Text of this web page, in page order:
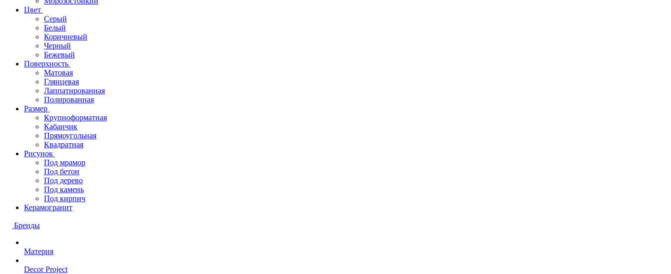
Цвет
Серый
Белый
Коричневый
Черный
Бежевый
Поверхность
Матовая
Глянцевая
Лаппатированная
Полированная
Размер
Крупноформатная
Кабанчик
Прямоугольная
Квадратная
Рисунок
Под мрамор
Под бетон
Под дерево
Под камень
Под кирпич
Керамогранит
Бренды
Материя
Decor Project